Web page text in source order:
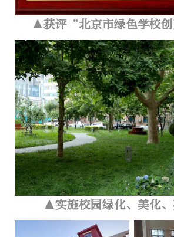
▲获评“北京市绿色学校创
▲实施校园绿化、美化